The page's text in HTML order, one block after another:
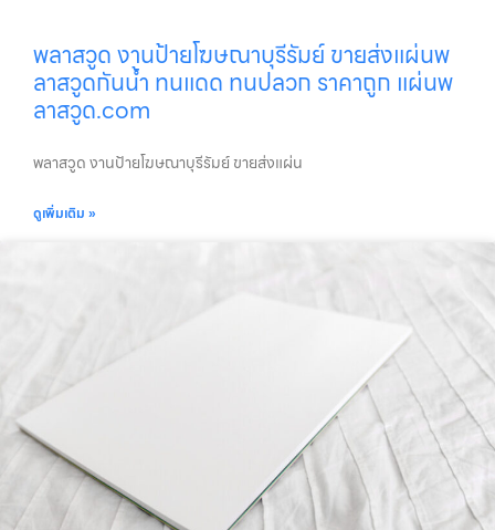
พลาสวูด งานป้ายโฆษณาบุรีรัมย์ ขายส่งแผ่นพ
ลาสวูดกันน้ำ ทนแดด ทนปลวก ราคาถูก แผ่นพ
ลาสวูด.com
พลาสวูด งานป้ายโฆษณาบุรีรัมย์ ขายส่งแผ่น
ดูเพิ่มเติม »